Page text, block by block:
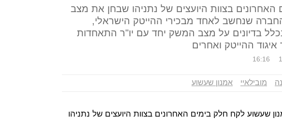
בצוות היועצים של נתניהו שבחן את מצב
שנחשב לאחד מבכירי ההייטק הישראלי,
בדיונים על מצב המשק יחד עם יו"ר התאחדות
איגוד ההייטק ואחרים
16:16
מובילאיי אמנון שעשוע
שעשוע לקח חלק בימים האחרונים בצוות היועצים של נתניהו